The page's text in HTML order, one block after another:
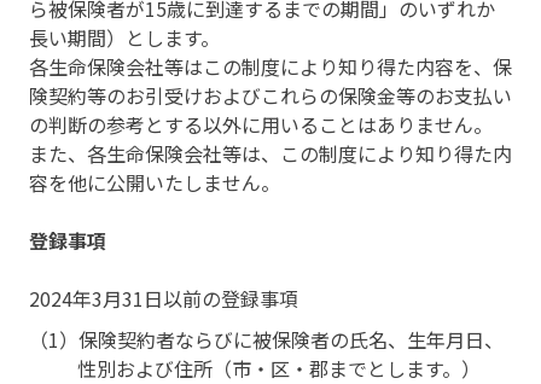
ら被保険者が15歳に到達するまでの期間」のいずれか
長い期間）とします。
各生命保険会社等はこの制度により知り得た内容を、保
険契約等のお引受けおよびこれらの保険金等のお支払い
の判断の参考とする以外に用いることはありません。
また、各生命保険会社等は、この制度により知り得た内
容を他に公開いたしません。
登録事項
2024年3月31日以前の登録事項
（1）保険契約者ならびに被保険者の氏名、生年月日、
性別および住所（市・区・郡までとします。）